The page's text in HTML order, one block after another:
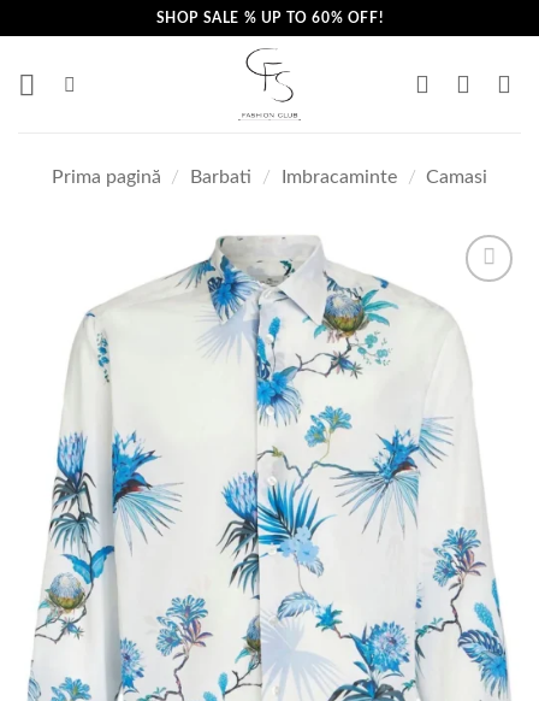
content
SHOP SALE % UP TO 60% OFF!
Prima pagină / Barbati / Imbracaminte / Camasi